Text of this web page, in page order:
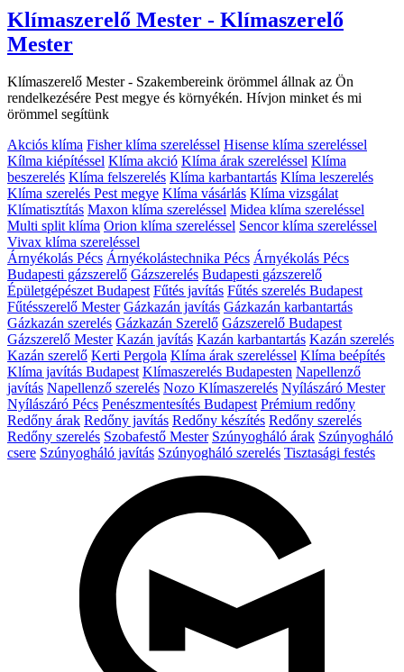
Klímaszerelő Mester - Klímaszerelő
Mester
Klímaszerelő Mester - Szakembereink örömmel állnak az Ön
rendelkezésére Pest megye és környékén. Hívjon minket és mi
örömmel segítünk
Akciós klíma Fisher klíma szereléssel Hisense klíma szereléssel
Kílma kiépítéssel Klíma akció Klíma árak szereléssel Klíma
beszerelés Klíma felszerelés Klíma karbantartás Klíma leszerelés
Klíma szerelés Pest megye Klíma vásárlás Klíma vizsgálat
Klímatisztítás Maxon klíma szereléssel Midea klíma szereléssel
Multi split klíma Orion klíma szereléssel Sencor klíma szereléssel
Vivax klíma szereléssel
Árnyékolás Pécs Árnyékolástechnika Pécs Árnyékolás Pécs
Budapesti gázszerelő Gázszerelés Budapesti gázszerelő
Épületgépészet Budapest Fűtés javítás Fűtés szerelés Budapest
Fűtésszerelő Mester Gázkazán javítás Gázkazán karbantartás
Gázkazán szerelés Gázkazán Szerelő Gázszerelő Budapest
Gázszerelő Mester Kazán javítás Kazán karbantartás Kazán szerelés
Kazán szerelő Kerti Pergola Klíma árak szereléssel Klíma beépítés
Klíma javítás Budapest Klímaszerelés Budapesten Napellenző
javítás Napellenző szerelés Nozo Klímaszerelés Nyílászáró Mester
Nyílászáró Pécs Penészmentesítés Budapest Prémium redőny
Redőny árak Redőny javítás Redőny készítés Redőny szerelés
Redőny szerelés Szobafestő Mester Szúnyogháló árak Szúnyogháló
csere Szúnyogháló javítás Szúnyogháló szerelés Tisztasági festés